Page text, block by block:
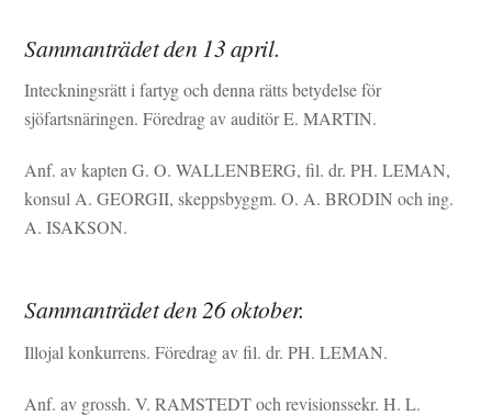
Sammanträdet den 13 april.
Inteckningsrätt i fartyg och denna rätts betydelse för
sjöfartsnäringen. Föredrag av auditör E. MARTIN.
Anf. av kapten G. O. WALLENBERG, fil. dr. PH. LEMAN,
konsul A. GEORGII, skeppsbyggm. O. A. BRODIN och ing.
A. ISAKSON.
Sammanträdet den 26 oktober.
Illojal konkurrens. Föredrag av fil. dr. PH. LEMAN.
Anf. av grossh. V. RAMSTEDT och revisionssekr. H. L.